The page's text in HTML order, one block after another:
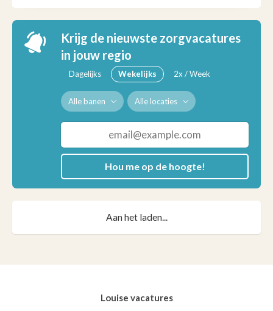
Krijg de nieuwste zorgvacatures
in jouw regio
Dagelijks Wekelijks 2x / Week
Alle banen Alle locaties
Hou me op de hoogte!
Aan het laden...
Louise vacatures